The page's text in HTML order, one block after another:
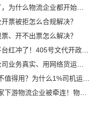
都开始选择1%司机运费成本票了？
票被拒怎么合规解决？
、开不出票怎么解决？
号文代开政策、试点平台合规破局！
货运平台9%运费票就不会有问题嘛？
么1%司机运费票更适合物流企业？
物流企业的“运费成本票死结”怎么解？